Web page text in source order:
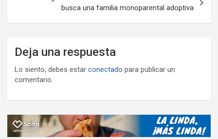
busca una familia monoparental adoptiva
Deja una respuesta
Lo siento, debes estar conectado para publicar un
comentario.